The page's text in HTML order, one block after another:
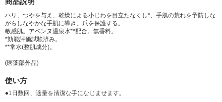
ハリ、つやを与え、乾燥による小じわを目立たなくし*、手肌の荒れを予防しな
がらしなやかな手肌に導き、爪を保護する。
敏感肌。アベンヌ温泉水**配合。無香料。
*効能評価試験済み。
**常水(整肌成分)。
(医薬部外品)
使い方
●1日数回、適量を清潔な手になじませます。